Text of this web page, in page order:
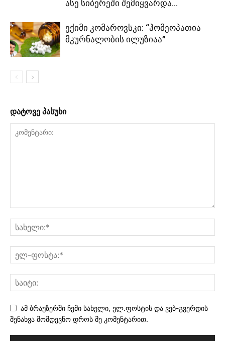
ასე სიბერეში შემიყვარდა...
ექიმი კომაროვსკი: “ჰომეოპათია
მკურნალობის ილუზიაა”
დატოვე პასუხი
ამ ბრაუზერში ჩემი სახელი, ელ.ფოსტის და ვებ-გვერდის
შენახვა მომდევნო დროს მე კომენტარით.